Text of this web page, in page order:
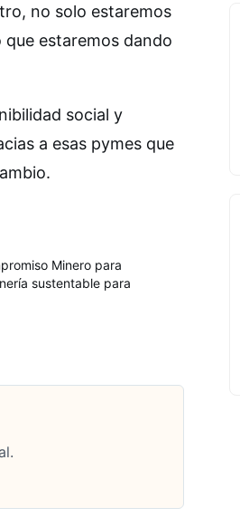
no solo estaremos
estaremos dando
social y
a esas pymes que
Minero para
sustentable para